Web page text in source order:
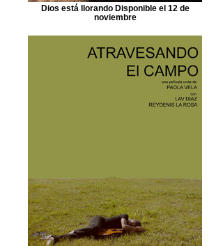
Dios está llorando Disponible el 12 de
noviembre